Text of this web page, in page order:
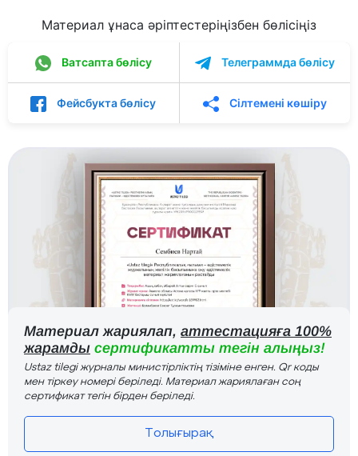
Материал ұнаса әріптестеріңізбен бөлісіңіз
Ватсапта бөлісу Телеграммда бөлісу
Фейсбукта бөлісу Сілтемені көшіру
Материал жариялап, аттестацияға 100%
жарамды сертификатты тегін алыңыз!
Ustaz tilegi журналы министірліктің тізіміне енген. Qr коды
мен тіркеу номері беріледі. Материал жариялаған соң
сертификат тегін бірден беріледі.
Толығырақ